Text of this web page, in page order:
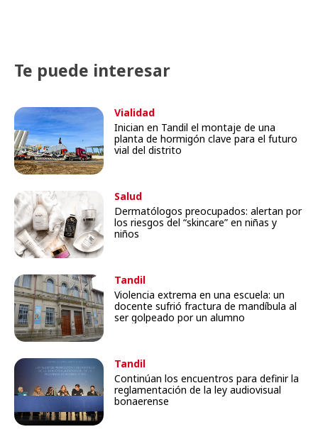
Te puede interesar
Vialidad
Inician en Tandil el montaje de una
planta de hormigón clave para el futuro
vial del distrito
Salud
Dermatólogos preocupados: alertan por
los riesgos del “skincare” en niñas y
niños
Tandil
Violencia extrema en una escuela: un
docente sufrió fractura de mandíbula al
ser golpeado por un alumno
Tandil
Continúan los encuentros para definir la
reglamentación de la ley audiovisual
bonaerense